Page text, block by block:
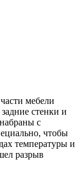
мебели
стенки и
с
чтобы
температуры и
разрыв